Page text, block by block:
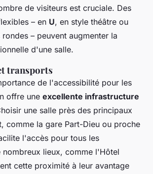
de visiteurs est cruciale. Des
– en U, en style théâtre ou
– peuvent augmenter la
d'une salle.
transports
de l'accessibilité pour les
offre une excellente infrastructure
une salle près des principaux
comme la gare Part-Dieu ou proche
l'accès pour tous les
nombreux lieux, comme l'Hôtel
cette proximité à leur avantage